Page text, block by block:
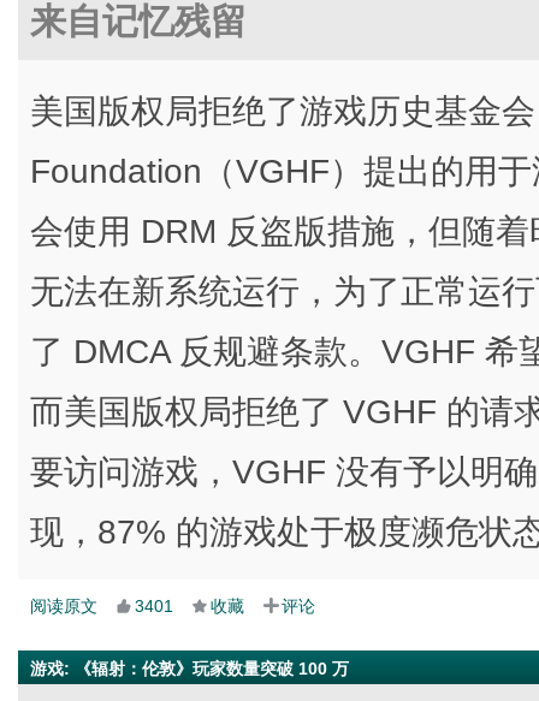
来自记忆残留
美国版权局拒绝了游戏历史基金
Foundation（VGHF）提出的用
会使用 DRM 反盗版措施，但随
无法在新系统运行，为了正常运
了 DMCA 反规避条款。VGHF
而美国版权局拒绝了 VGHF 的请
要访问游戏，VGHF 没有予以明
现，87% 的游戏处于极度濒危状
阅读原文 3401 收藏 评论
游戏: 《辐射：伦敦》玩家数量突破 100 万